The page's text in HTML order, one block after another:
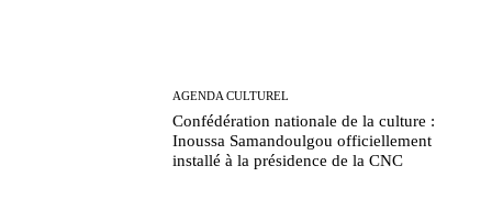
AGENDA CULTUREL
Confédération nationale de la culture :
Inoussa Samandoulgou officiellement
installé à la présidence de la CNC